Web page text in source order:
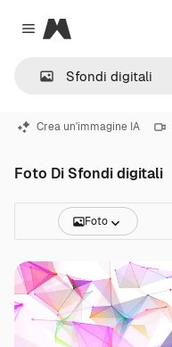
Close menu
Magnific
Crea un'immagine IA
Foto Di Sfondi digitali
Foto